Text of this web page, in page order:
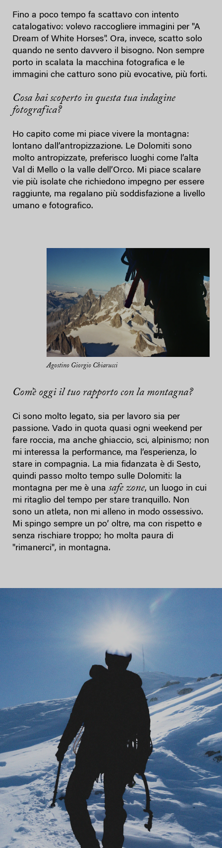
Fino a poco tempo fa scattavo con intento
catalogativo: volevo raccogliere immagini per "A
Dream of White Horses". Ora, invece, scatto solo
quando ne sento davvero il bisogno. Non sempre
porto in scalata la macchina fotografica e le
immagini che catturo sono più evocative, più forti.
Cosa hai scoperto in questa tua indagine
fotografica?
Ho capito come mi piace vivere la montagna:
lontano dall’antropizzazione. Le Dolomiti sono
molto antropizzate, preferisco luoghi come l’alta
Val di Mello o la valle dell’Orco. Mi piace scalare
vie più isolate che richiedono impegno per essere
raggiunte, ma regalano più soddisfazione a livello
umano e fotografico.
Agostino Giorgio Chiarucci
Com’è oggi il tuo rapporto con la montagna?
Ci sono molto legato, sia per lavoro sia per
passione. Vado in quota quasi ogni weekend per
fare roccia, ma anche ghiaccio, sci, alpinismo; non
mi interessa la performance, ma l’esperienza, lo
stare in compagnia. La mia fidanzata è di Sesto,
quindi passo molto tempo sulle Dolomiti: la
montagna per me è una safe zone, un luogo in cui
mi ritaglio del tempo per stare tranquillo. Non
sono un atleta, non mi alleno in modo ossessivo.
Mi spingo sempre un po’ oltre, ma con rispetto e
senza rischiare troppo; ho molta paura di
"rimanerci", in montagna.